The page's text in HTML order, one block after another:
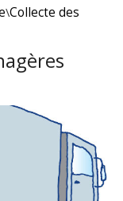
\Collecte des